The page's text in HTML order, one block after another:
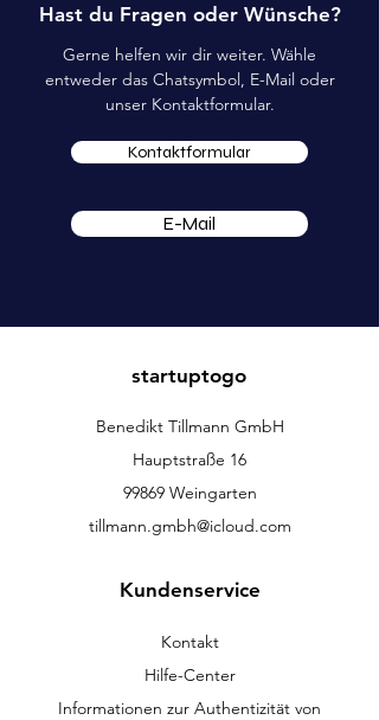
Hast du Fragen oder Wünsche?
Gerne helfen wir dir weiter. Wähle
entweder das Chatsymbol, E-Mail oder
unser Kontaktformular.
Kontaktformular
E-Mail
startuptogo
Benedikt Tillmann GmbH
Hauptstraße 16
99869 Weingarten
tillmann.gmbh@icloud.com
Kundenservice
Kontakt
Hilfe-Center
Informationen zur Authentizität von